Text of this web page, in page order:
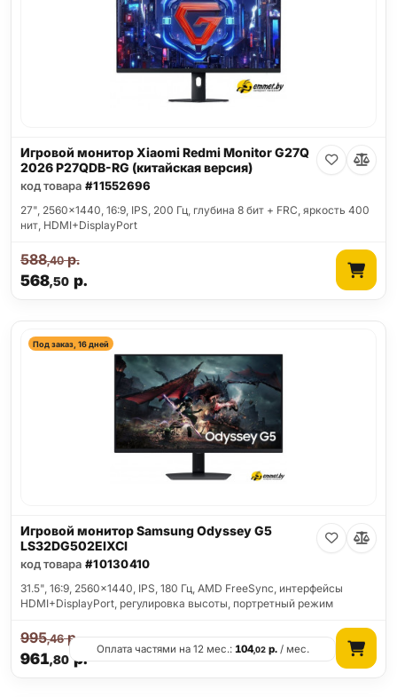
Игровой монитор Xiaomi Redmi Monitor G27Q
2026 P27QDB-RG (китайская версия)
код товара #11552696
27", 2560x1440, 16:9, IPS, 200 Гц, глубина 8 бит + FRC, яркость 400
нит, HDMI+DisplayPort
568,50р.
588,40р.
Под заказ, 16 дней
Игровой монитор Samsung Odyssey G5
LS32DG502EIXCI
код товара #10130410
31.5", 16:9, 2560x1440, IPS, 180 Гц, AMD FreeSync, интерфейсы
HDMI+DisplayPort, регулировка высоты, портретный режим
961,80р.
995,46р.
Оплата частями на 12 мес.: 104,02р./ мес.